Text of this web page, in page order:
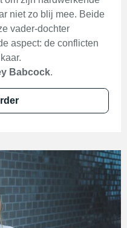
niet zo blij mee. Beide
vader-dochter
aspect: de conflicten
Babcock.